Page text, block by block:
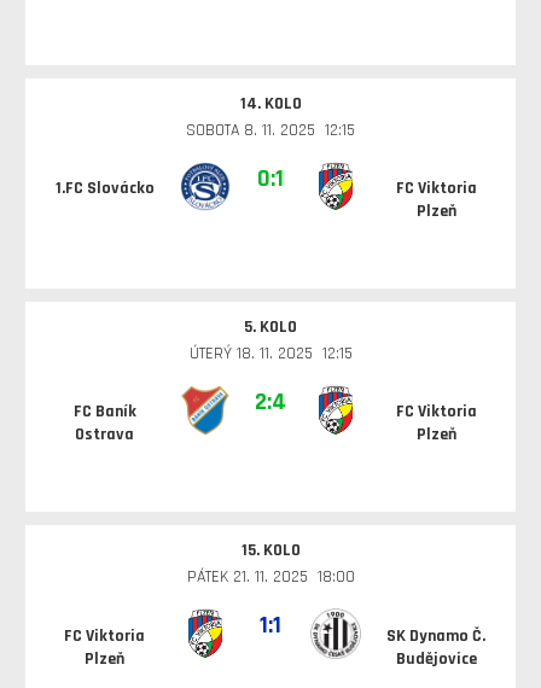
14. KOLO
SOBOTA 8. 11. 2025 12:15
1.FC Slovácko 0:1
FC Viktoria
Plzeň
5. KOLO
ÚTERÝ 18. 11. 2025 12:15
FC Baník
Ostrava
2:4
FC Viktoria
Plzeň
15. KOLO
PÁTEK 21. 11. 2025 18:00
FC Viktoria
Plzeň
1:1
SK Dynamo Č.
Budějovice